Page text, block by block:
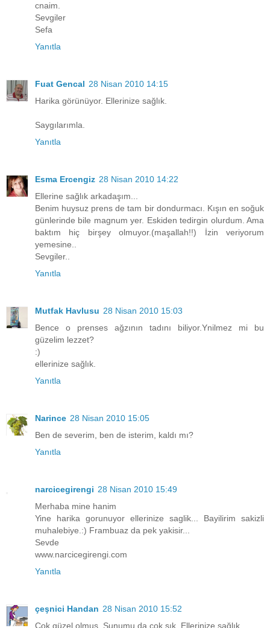
cnaim.
Sevgiler
Sefa
Yanıtla
Fuat Gencal 28 Nisan 2010 14:15
Harika görünüyor. Ellerinize sağlık.
Saygılarımla.
Yanıtla
Esma Ercengiz 28 Nisan 2010 14:22
Ellerine sağlık arkadaşım...
Benim huysuz prens de tam bir dondurmacı. Kışın en soğuk
günlerinde bile magnum yer. Eskiden tedirgin olurdum. Ama
baktım hiç birşey olmuyor.(maşallah!!) İzin veriyorum
yemesine..
Sevgiler..
Yanıtla
Mutfak Havlusu 28 Nisan 2010 15:03
Bence o prenses ağzının tadını biliyor.Ynilmez mi bu
güzelim lezzet?
:)
ellerinize sağlık.
Yanıtla
Narince 28 Nisan 2010 15:05
Ben de severim, ben de isterim, kaldı mı?
Yanıtla
narcicegirengi 28 Nisan 2010 15:49
Merhaba mine hanim
Yine harika gorunuyor ellerinize saglik... Bayilirim sakizli
muhalebiye.:) Frambuaz da pek yakisir...
Sevde
www.narcicegirengi.com
Yanıtla
çeşnici Handan 28 Nisan 2010 15:52
Çok güzel olmuş. Sunumu da çok şık. Ellerinize sağlık.